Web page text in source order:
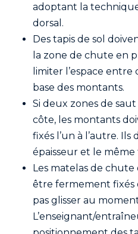
adoptant la
dorsal.
Des tapis de sol
la zone de chute en
limiter l’espace
base des montants.
Si deux zones de
côte, les montants
fixés l’un à l’autre.
épaisseur et le
Les matelas de
être fermement fixés
pas glisser au
L’enseignant/